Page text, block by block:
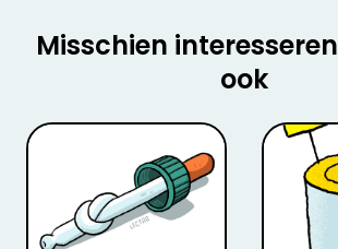
Misschien
ook